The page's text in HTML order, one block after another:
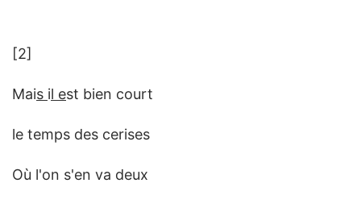
[2]
Mais il est bien court
le temps des cerises
Où l'on s'en va deux